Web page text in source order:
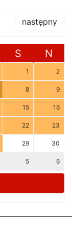
następny
S N
1 2
8 9
15 16
22 23
29 30
5 6